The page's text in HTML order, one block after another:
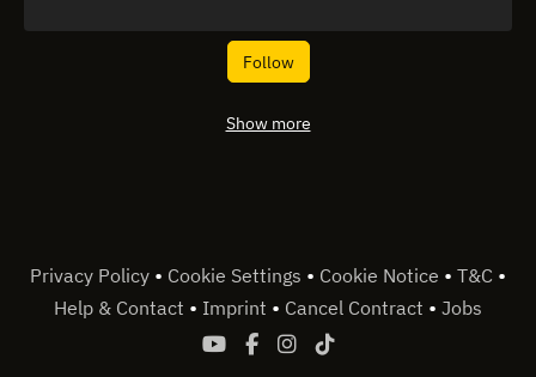
Follow
Show more
Privacy Policy • Cookie Settings • Cookie Notice • T&C •
Help & Contact • Imprint • Cancel Contract • Jobs